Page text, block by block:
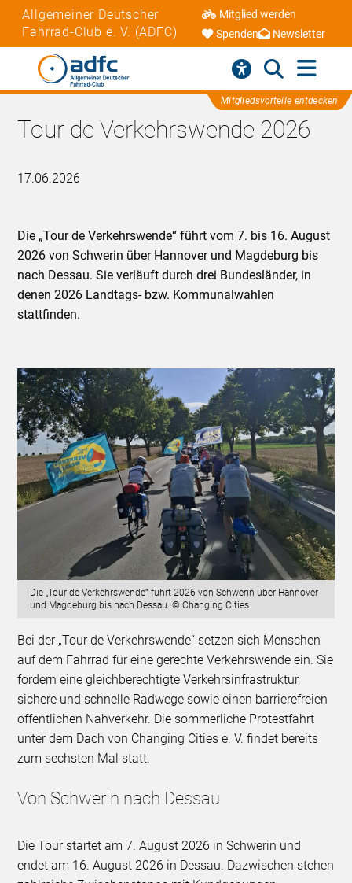
Allgemeiner Deutscher
Fahrrad-Club e. V. (ADFC)
Mitglied werden
Spenden
Newsletter
Mitgliedsvorteile entdecken
Tour de Verkehrswende 2026
17.06.2026
Die „Tour de Verkehrswende“ führt vom 7. bis 16. August
2026 von Schwerin über Hannover und Magdeburg bis
nach Dessau. Sie verläuft durch drei Bundesländer, in
denen 2026 Landtags- bzw. Kommunalwahlen
stattfinden.
Die „Tour de Verkehrswende“ führt 2026 von Schwerin über Hannover
und Magdeburg bis nach Dessau. © Changing Cities
Bei der „Tour de Verkehrswende“ setzen sich Menschen
auf dem Fahrrad für eine gerechte Verkehrswende ein. Sie
fordern eine gleichberechtigte Verkehrsinfrastruktur,
sichere und schnelle Radwege sowie einen barrierefreien
öffentlichen Nahverkehr. Die sommerliche Protestfahrt
unter dem Dach von Changing Cities e. V. findet bereits
zum sechsten Mal statt.
Von Schwerin nach Dessau
Die Tour startet am 7. August 2026 in Schwerin und
endet am 16. August 2026 in Dessau. Dazwischen stehen